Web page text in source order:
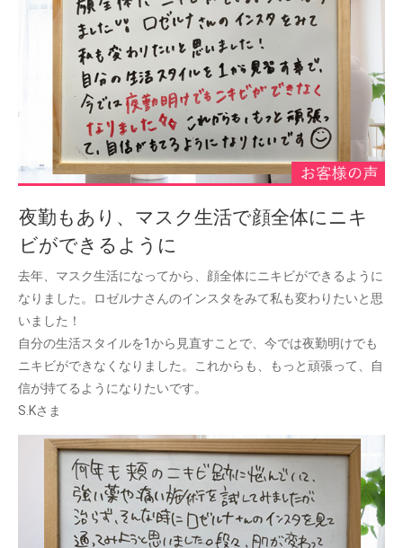
夜勤もあり、マスク生活で顔全体にニキ
ビができるように
去年、マスク生活になってから、顔全体にニキビができるように
なりました。ロゼルナさんのインスタをみて私も変わりたいと思
いました！
自分の生活スタイルを1から見直すことで、今では夜勤明けでも
ニキビができなくなりました。これからも、もっと頑張って、自
信が持てるようになりたいです。
S.Kさま